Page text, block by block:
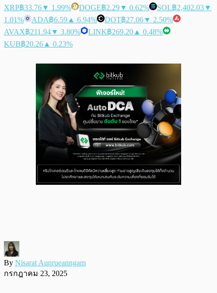
XRP฿33.76▼ 1.99% DOGE฿2.29▼ 0.62% SOL฿2,402.03▼
1.01%
ADA฿6.59 ▲ 6.94% DOT฿27.06▼ 2.50%
AVAX฿211.94▼ 3.80% LINK฿269.20 ▲ 0.48%
KUB฿20.26 ▲ 0.23%
By Nisarat Aunrueanngam
กรกฎาคม 23, 2025